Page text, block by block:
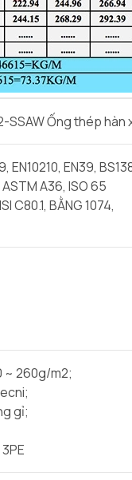
SSAW Ống thép hàn
EN10210, EN39,
A36, ISO 65
C80.1, BẰNG 1074,
~ 260g/m2;
gỉ;